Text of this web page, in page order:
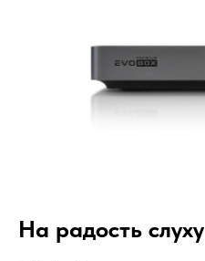
На радость слуху